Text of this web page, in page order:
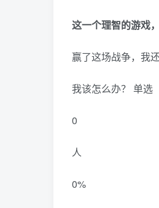
这一个理智的游戏
赢了这场战争，我
我该怎么办？ 单选
0
人
0%